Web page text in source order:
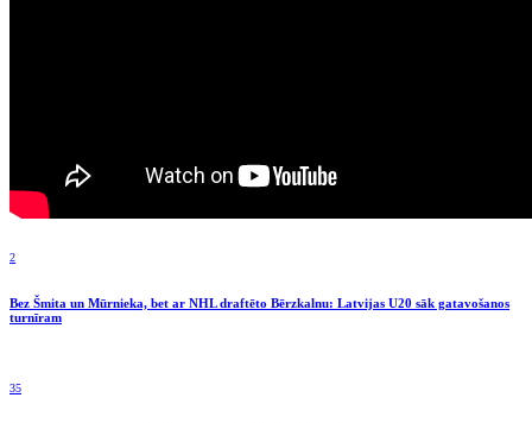
2
Bez Šmita un Mūrnieka, bet ar NHL draftēto Bērzkalnu: Latvijas U20 sāk gatavošanos
turnīram
35